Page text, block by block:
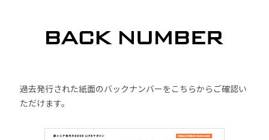
過去発行された紙面のバックナンバーをこちらからご確認い
ただけます。